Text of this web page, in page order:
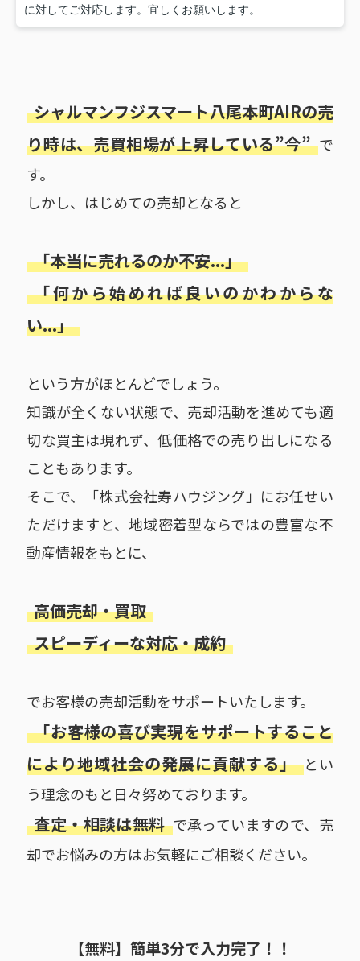
に対してご対応します。宜しくお願いします。
シャルマンフジスマート八尾本町AIRの売
り時は、売買相場が上昇している”今” で
す。
しかし、はじめての売却となると
「本当に売れるのか不安...」
「何から始めれば良いのかわからな
い...」
という方がほとんどでしょう。
知識が全くない状態で、売却活動を進めても適
切な買主は現れず、低価格での売り出しになる
こともあります。
そこで、「株式会社寿ハウジング」にお任せい
ただけますと、地域密着型ならではの豊富な不
動産情報をもとに、
高価売却・買取
スピーディーな対応・成約
でお客様の売却活動をサポートいたします。
「お客様の喜び実現をサポートすること
により地域社会の発展に貢献する」 とい
う理念のもと日々努めております。
査定・相談は無料 で承っていますので、売
却でお悩みの方はお気軽にご相談ください。
【無料】簡単3分で入力完了！！